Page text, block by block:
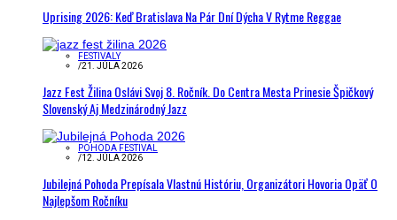
Uprising 2026: Keď Bratislava Na Pár Dní Dýcha V Rytme Reggae
FESTIVALY
/21. JÚLA 2026
Jazz Fest Žilina Oslávi Svoj 8. Ročník. Do Centra Mesta Prinesie Špičkový
Slovenský Aj Medzinárodný Jazz
POHODA FESTIVAL
/12. JÚLA 2026
Jubilejná Pohoda Prepísala Vlastnú Históriu, Organizátori Hovoria Opäť O
Najlepšom Ročníku